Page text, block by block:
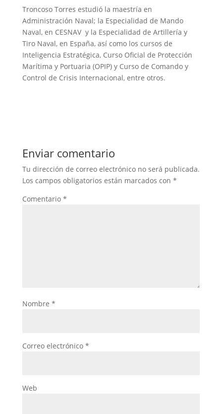
Troncoso Torres estudió la maestría en
Administración Naval; la Especialidad de Mando
Naval, en CESNAV y la Especialidad de Artillería y
Tiro Naval, en España, así como los cursos de
Inteligencia Estratégica, Curso Oficial de Protección
Marítima y Portuaria (OPIP) y Curso de Comando y
Control de Crisis Internacional, entre otros.
Enviar comentario
Tu dirección de correo electrónico no será publicada.
Los campos obligatorios están marcados con *
Comentario *
Nombre *
Correo electrónico *
Web